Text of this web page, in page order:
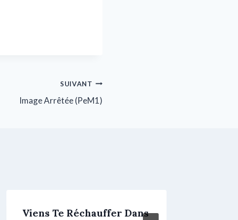
SUIVANT
Image Arrêtée (PeM1)
Viens Te Réchauffer Dans